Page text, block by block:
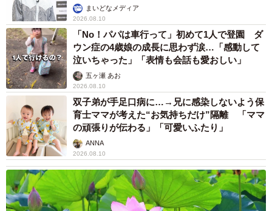
まいどなメディア
2026.08.10
「No！パパは車行って」初めて1人で登園 ダ
ウン症の4歳娘の成長に思わず涙…「感動して
泣いちゃった」「表情も会話も愛おしい」
五ヶ瀬 あお
2026.08.10
双子弟が手足口病に…→兄に感染しないよう保
育士ママが考えた“お気持ちだけ”隔離 「ママ
の頑張りが伝わる」「可愛いふたり」
ANNA
2026.08.10